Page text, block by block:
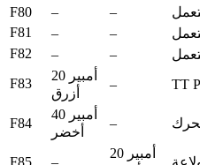
F80
– –
F81
– –
F82
– –
F83
20 أمبير
أزرق
–
F84
40 أمبير
أخضر
–
F85 –
20 أمبير